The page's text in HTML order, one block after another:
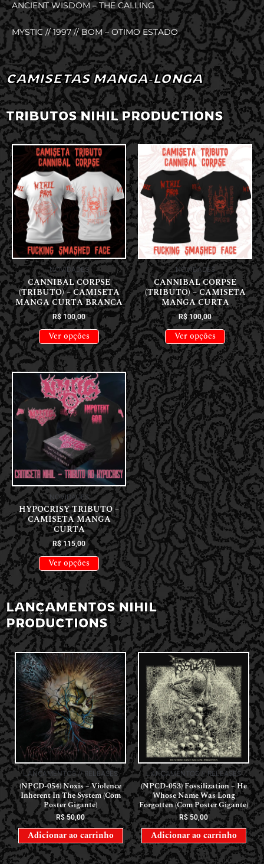
ANCIENT WISDOM – THE CALLING
MYSTIC // 1997 // BOM – OTIMO ESTADO
CAMISETAS MANGA-LONGA
TRIBUTOS NIHIL PRODUCTIONS
NOVIDADES
CANNIBAL CORPSE
(TRIBUTO) – CAMISETA
MANGA CURTA BRANCA
R$100,00
Ver opções
NOVIDADES
CANNIBAL CORPSE
(TRIBUTO) – CAMISETA
MANGA CURTA
R$100,00
Ver opções
NOVIDADES
HYPOCRISY TRIBUTO –
CAMISETA MANGA
CURTA
R$115,00
Ver opções
LANÇAMENTOS NIHIL
PRODUCTIONS
LANÇAMENTOS // RELEASES
(NPCD-054) Noxis – Violence
Inherent In The System (Com
Poster Gigante)
R$50,00
Adicionar ao carrinho
LANÇAMENTOS // RELEASES
(NPCD-053) Fossilization – He
Whose Name Was Long
Forgotten (Com Poster Gigante)
R$ 50,00
Adicionar ao carrinho